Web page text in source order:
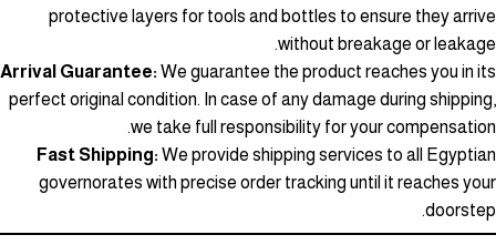
protective layers for tools and bottles to ensure they arrive
without breakage or leakage.
Arrival Guarantee: We guarantee the product reaches you in its
perfect original condition. In case of any damage during shipping,
we take full responsibility for your compensation.
Fast Shipping: We provide shipping services to all Egyptian
governorates with precise order tracking until it reaches your
doorstep.